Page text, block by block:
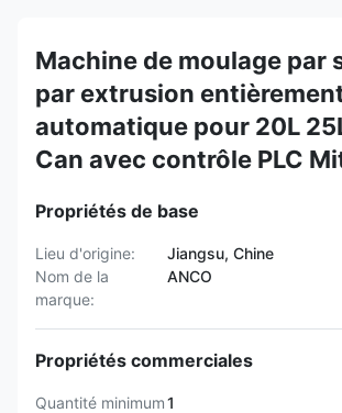
Machine de moulage par
par extrusion
automatique pour 20L
Can avec contrôle PLC
Propriétés de base
Lieu d'origine:
Jiangsu, Chine
Nom de la
marque:
ANCO
Propriétés commerciales
Quantité minimum1